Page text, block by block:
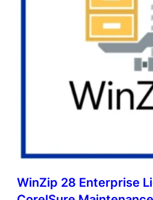
WinZip 28 Enterprise